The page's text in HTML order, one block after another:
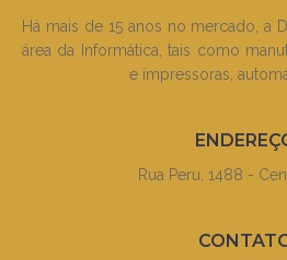
Há mais de 15 anos no mercado, a
área da Informática, tais como
e impressoras,
Rua Peru, 1488 -